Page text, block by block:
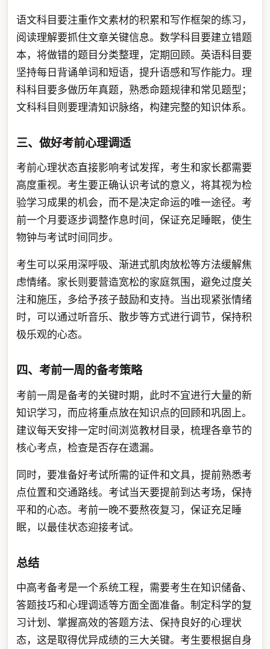
语文科目要注重作文素材的积累和写作框架的练习，
阅读理解要抓住文章关键信息。数学科目要建立错题
本，将做错的题目分类整理，定期回顾。英语科目要
坚持每日背诵单词和短语，提升语感和写作能力。理
科科目要多做历年真题，熟悉命题规律和常见题型；
文科科目则要理清知识脉络，构建完整的知识体系。
三、做好考前心理调适
考前心理状态直接影响考试发挥，考生和家长都需要
高度重视。考生要正确认识考试的意义，将其视为检
验学习成果的机会，而不是决定命运的唯一途径。考
前一个月要逐步调整作息时间，保证充足睡眠，使生
物钟与考试时间同步。
考生可以采用深呼吸、渐进式肌肉放松等方法缓解焦
虑情绪。家长则要营造宽松的家庭氛围，避免过度关
注和施压，多给予孩子鼓励和支持。当出现紧张情绪
时，可以通过听音乐、散步等方式进行调节，保持积
极乐观的心态。
四、考前一周的备考策略
考前一周是备考的关键时期，此时不宜进行大量的新
知识学习，而应将重点放在知识点的回顾和巩固上。
建议每天安排一定时间浏览教材目录，梳理各章节的
核心考点，检查是否存在遗漏。
同时，要准备好考试所需的证件和文具，提前熟悉考
点位置和交通路线。考试当天要提前到达考场，保持
平和的心态。考前一晚不要熬夜复习，保证充足睡
眠，以最佳状态迎接考试。
总结
中高考备考是一个系统工程，需要考生在知识储备、
答题技巧和心理调适等方面全面准备。制定科学的复
习计划、掌握高效的答题方法、保持良好的心理状
态，这是取得优异成绩的三大关键。考生要根据自身